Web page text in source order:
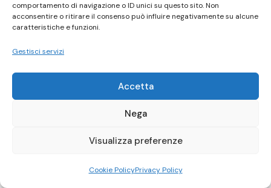
comportamento di navigazione o ID unici su questo sito. Non
acconsentire o ritirare il consenso può influire negativamente su alcune
caratteristiche e funzioni.
Gestisci servizi
Accetta
Nega
Visualizza preferenze
Cookie PolicyPrivacy Policy
3346784805
Ufficio stampa Gesap – SR – 3477506888